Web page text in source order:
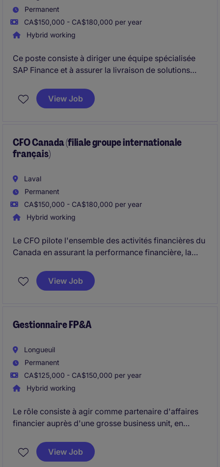
Permanent
CA$150,000 - CA$180,000 per year
Hybrid working
Ce poste consiste à diriger une équipe spécialisée
SAP Finance et à assurer la livraison de solutions
l'organisation Finance, tout en pilotant les projets, les
priorités et les ressources.
View Job
CFO Canada (filiale groupe internationale
français)
Laval
Permanent
CA$150,000 - CA$180,000 per year
Hybrid working
Le CFO pilote l'ensemble des activités financières du
Canada en assurant la performance financière, la
trésorerie et la conformité de l'entreprise. Il
accompagne la direction dans la prise de décision
ainsi qu'aux projets de croissance et
View Job
Gestionnaire FP&A
Longueuil
Permanent
CA$125,000 - CA$150,000 per year
Hybrid working
Le rôle consiste à agir comme partenaire d'affaires
financier auprès d'une grosse business unit, en
planification budgétaire et le soutien aux décisions
stratégiques. Le titulaire collabore étroitement avec
View Job